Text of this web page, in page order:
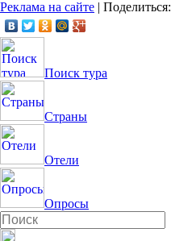
Реклама на сайте | Поделиться:
Поиск тура
Страны
Отели
Опросы